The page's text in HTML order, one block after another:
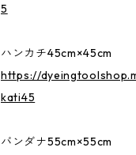
5
ハンカチ45cm×45cm
https://
kati45
バンダナ55cm×55cm